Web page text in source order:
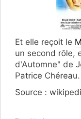
Et elle reçoit le
un second rôle,
d'Automne" de
Patrice Chéreau.
Source :